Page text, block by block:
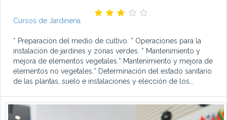
Cursos de Jardineria
* Preparación del medio de cultivo. * Operaciones para la
instalación de jardines y zonas verdes. * Mantenimiento y
mejora de elementos vegetales.* Mantenimiento y mejora de
elementos no vegetales.* Determinación del estado sanitario
de las plantas, suelo e instalaciones y elección de los...